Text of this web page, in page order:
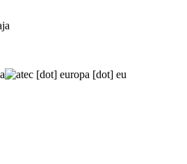
ec [dot] europa [dot] eu